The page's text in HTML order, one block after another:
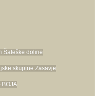
Šaleške doline
skupine Zasavje
BOJA